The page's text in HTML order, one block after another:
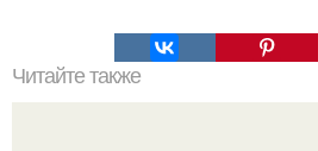
Читайте также